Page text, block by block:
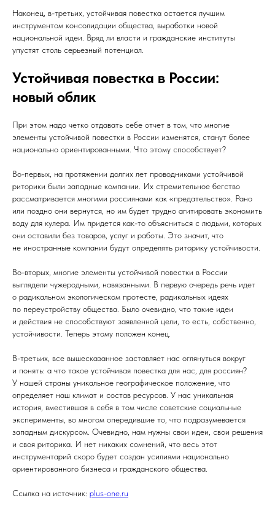
Наконец, в-третьих, устойчивая повестка остается лучшим
инструментом консолидации общества, выработки новой
национальной идеи. Вряд ли власти и гражданские институты
упустят столь серьезный потенциал.
Устойчивая повестка в России:
новый облик
При этом надо четко отдавать себе отчет в том, что многие
элементы устойчивой повестки в России изменятся, станут более
национально ориентированными. Что этому способствует?
Во-первых, на протяжении долгих лет проводниками устойчивой
риторики были западные компании. Их стремительное бегство
рассматривается многими россиянами как «предательство». Рано
или поздно они вернутся, но им будет трудно агитировать экономить
воду для кулера. Им придется как-то объясниться с людьми, которых
они оставили без товаров, услуг и работы. Это значит, что
не иностранные компании будут определять риторику устойчивости.
Во-вторых, многие элементы устойчивой повестки в России
выглядели чужеродными, навязанными. В первую очередь речь идет
о радикальном экологическом протесте, радикальных идеях
по переустройству общества. Было очевидно, что такие идеи
и действия не способствуют заявленной цели, то есть, собственно,
устойчивости. Теперь этому положен конец.
В-третьих, все вышесказанное заставляет нас оглянуться вокруг
и понять: а что такое устойчивая повестка для нас, для россиян?
У нашей страны уникальное географическое положение, что
определяет наш климат и состав ресурсов. У нас уникальная
история, вместившая в себя в том числе советские социальные
эксперименты, во многом опередившие то, что подразумевается
западным дискурсом. Очевидно, нам нужны свои идеи, свои решения
и своя риторика. И нет никаких сомнений, что весь этот
инструментарий скоро будет создан усилиями национально
ориентированного бизнеса и гражданского общества.
Ссылка на источник: plus-one.ru